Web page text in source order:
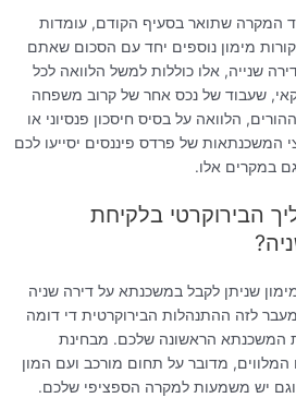
המקרה שתואר בסעיף הקודם, עומדות
מימון נוספים יחד עם הסכום שאתם
שנייה, אלו כוללות למשל הלוואה לכל
שעבוד של נכס אחר של קרוב משפחה
הלוואה על בסיס חיסכון פנסיוני או
המשכנתאות של פרדס פיננסים יסייעו לכם
במקרים אלו.
הבירוקרטי בלקיחת
שניתן לקבל במשכנתא על דירה שניה
לזה ההתנהלות הבירוקרטית די דומה
המשכנתא הראשונה שלכם. מבחינת
מדובר על תחום מורכב ועם המון
וגם יש משמעות למקרה הספציפי שלכם.